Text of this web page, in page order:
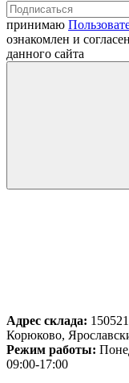
принимаю
ознакомлен и
данного сайта
Адрес склада:
Корюково,
Режим работы:
09:00-17:00